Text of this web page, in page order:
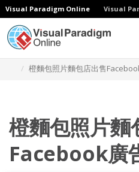
Visual Paradigm Online Visual
橙麵包照片麵包店出售
橙麵包照片麵
Facebook廣